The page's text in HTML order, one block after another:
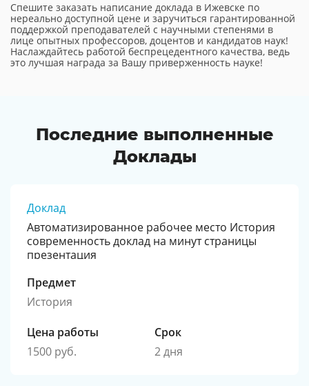
Спешите заказать написание доклада в Ижевске по
нереально доступной цене и заручиться гарантированной
поддержкой преподавателей с научными степенями в
лице опытных профессоров, доцентов и кандидатов наук!
Наслаждайтесь работой беспрецедентного качества, ведь
это лучшая награда за Вашу приверженность науке!
Последние выполненные
Доклады
Доклад
Автоматизированное рабочее место История
современность доклад на минут страницы
презентация
Предмет
История
Цена работы
1500 руб.
Срок
2 дня